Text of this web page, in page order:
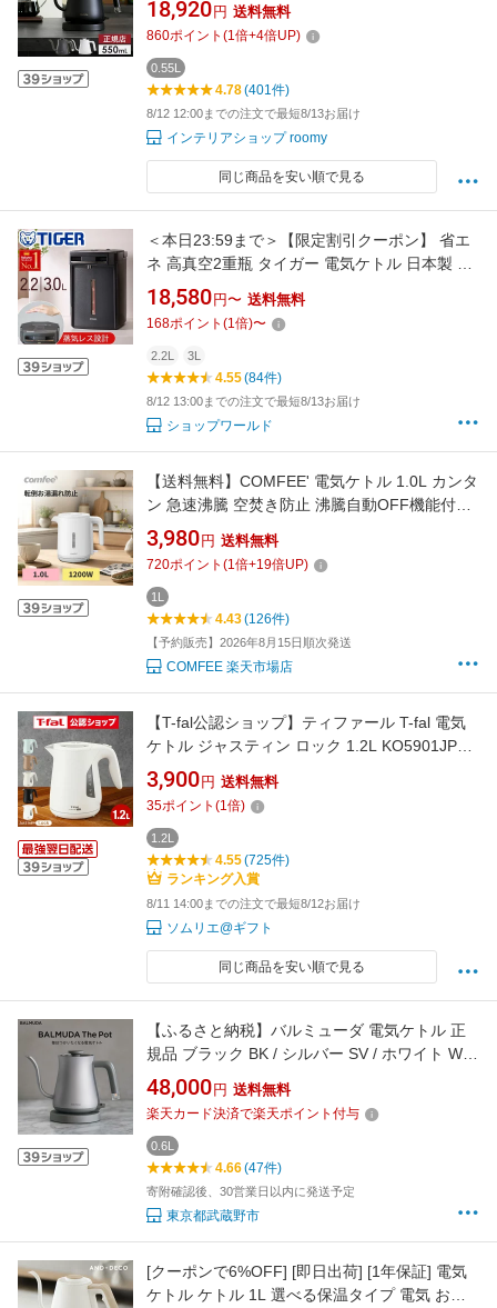
ポット 湯沸かし器 コーヒードリップ 湯沸かし
ポット 一人暮らし 電気 湯もれ防止 ステンレス
白 黒 KPT03JP ［ BALMUDA The Pot ］
18,920 円 送料無料
860ポイント (1倍+4倍UP)
0.55L
4.78(401件)
8/12 12:00までの注文で最短8/13お届け
インテリアショップ roomy
同じ商品を安い順で見る
＜本日23:59まで＞【限定割引クーポン】 省エ
ネ 高真空2重瓶 タイガー 電気ケトル 日本製 電
気ポット とく子さん 2L 2.2l 3l VE電気まほうび
ん まほうびん エアー式 バックライト 自動計量
コードレス 空焚き防止 ロック PIM-H300 PIM-
H220 PIM-H タイガー魔法瓶 蒸気レス 1L
18,580 円〜 送料無料
168ポイント (1倍)〜
2.2L 3L
4.55(84件)
8/12 13:00までの注文で最短8/13お届け
ショップワールド
【送料無料】COMFEE' 電気ケトル 1.0L カンタ
ン 急速沸騰 空焚き防止 沸騰自動OFF機能付き
お手入れ簡単 コンパクト シンプル 一人暮らし
ホワイト 湯沸かし器 ハイパワー 1リットル お
しゃれ かわいい ポット
3,980 円 送料無料
720ポイント (1倍+19倍UP)
1L
4.43(126件)
【予約販売】2026年8月15日順次発送
COMFEE 楽天市場店
【T-fal公認ショップ】ティファール T-fal 電気
ケトル ジャスティン ロック 1.2L KO5901JP
5908JP 590AJP 5902JP 5903JP / ケトル 電気
ポット 湯沸かしポット 湯沸かし器 転倒お湯も
れロック スピード沸騰 キッチン家電 調理家電
JGS 最強配送 送料無料
3,900 円 送料無料
35ポイント (1倍)
1.2L
4.55(725件)
ランキング入賞
8/11 14:00までの注文で最短8/12お届け
ソムリエ@ギフト
同じ商品を安い順で見る
【ふるさと納税】バルミューダ 電気ケトル 正
規品 ブラック BK / シルバー SV / ホワイト WH
｜ザ ポット ケトル 湯沸かしポット ケトルポッ
ト 調理器具 キッチン 生活 家電 おしゃれ モダ
ン シンプル 小型 武蔵野市 黒 白 BALMUDA
The Pot KPT01JP 48000円 4万8000円
48,000 円 送料無料
楽天カード決済で楽天ポイント付与
0.6L
4.66(47件)
寄附確認後、30営業日以内に発送予定
東京都武蔵野市
[クーポンで6%OFF] [即日出荷] [1年保証] 電気
ケトル ケトル 1L 選べる保温タイプ 電気 おし